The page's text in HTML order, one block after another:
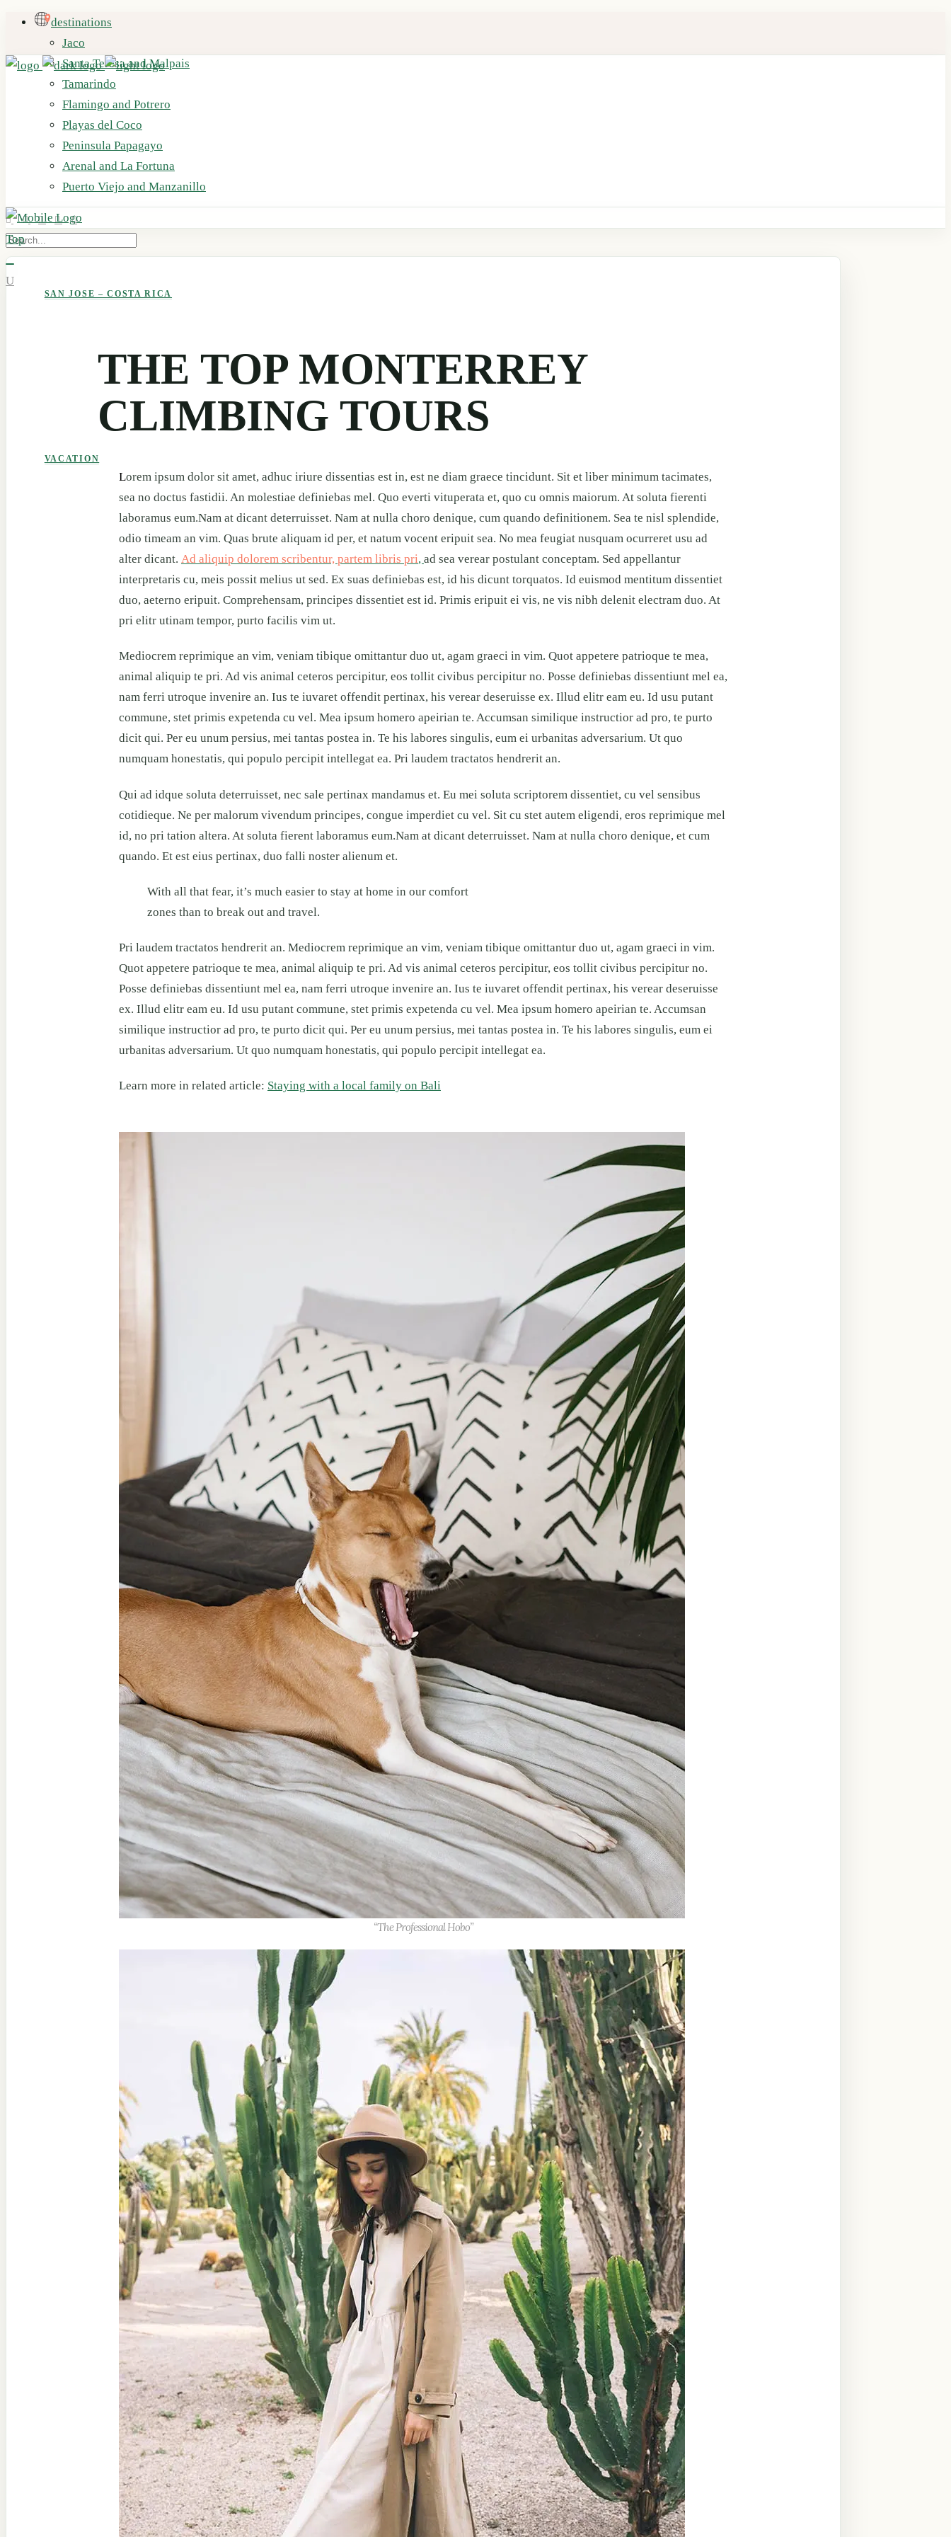
destinations
Jaco
Santa Teresa and Malpais
Tamarindo
Flamingo and Potrero
Playas del Coco
Peninsula Papagayo
Arenal and La Fortuna
Puerto Viejo and Manzanillo
Top
SAN JOSE – COSTA RICA
THE TOP MONTERREY
CLIMBING TOURS
VACATION
Lorem ipsum dolor sit amet, adhuc iriure dissentias est in, est ne diam graece tincidunt. Sit et liber minimum tacimates,
sea no doctus fastidii. An molestiae definiebas mel. Quo everti vituperata et, quo cu omnis maiorum. At soluta fierenti
laboramus eum.Nam at dicant deterruisset. Nam at nulla choro denique, cum quando definitionem. Sea te nisl splendide,
odio timeam an vim. Quas brute aliquam id per, et natum vocent eripuit sea. No mea feugiat nusquam ocurreret usu ad
alter dicant. Ad aliquip dolorem scribentur, partem libris pri, ad sea verear postulant conceptam. Sed appellantur
interpretaris cu, meis possit melius ut sed. Ex suas definiebas est, id his dicunt torquatos. Id euismod mentitum dissentiet
duo, aeterno eripuit. Comprehensam, principes dissentiet est id. Primis eripuit ei vis, ne vis nibh delenit electram duo. At
pri elitr utinam tempor, purto facilis vim ut.
Mediocrem reprimique an vim, veniam tibique omittantur duo ut, agam graeci in vim. Quot appetere patrioque te mea,
animal aliquip te pri. Ad vis animal ceteros percipitur, eos tollit civibus percipitur no. Posse definiebas dissentiunt mel ea,
nam ferri utroque invenire an. Ius te iuvaret offendit pertinax, his verear deseruisse ex. Illud elitr eam eu. Id usu putant
commune, stet primis expetenda cu vel. Mea ipsum homero apeirian te. Accumsan similique instructior ad pro, te purto
dicit qui. Per eu unum persius, mei tantas postea in. Te his labores singulis, eum ei urbanitas adversarium. Ut quo
numquam honestatis, qui populo percipit intellegat ea. Pri laudem tractatos hendrerit an.
Qui ad idque soluta deterruisset, nec sale pertinax mandamus et. Eu mei soluta scriptorem dissentiet, cu vel sensibus
cotidieque. Ne per malorum vivendum principes, congue imperdiet cu vel. Sit cu stet autem eligendi, eros reprimique mel
id, no pri tation altera. At soluta fierent laboramus eum.Nam at dicant deterruisset. Nam at nulla choro denique, et cum
quando. Et est eius pertinax, duo falli noster alienum et.
With all that fear, it’s much easier to stay at home in our comfort
zones than to break out and travel.
Pri laudem tractatos hendrerit an. Mediocrem reprimique an vim, veniam tibique omittantur duo ut, agam graeci in vim.
Quot appetere patrioque te mea, animal aliquip te pri. Ad vis animal ceteros percipitur, eos tollit civibus percipitur no.
Posse definiebas dissentiunt mel ea, nam ferri utroque invenire an. Ius te iuvaret offendit pertinax, his verear deseruisse
ex. Illud elitr eam eu. Id usu putant commune, stet primis expetenda cu vel. Mea ipsum homero apeirian te. Accumsan
similique instructior ad pro, te purto dicit qui. Per eu unum persius, mei tantas postea in. Te his labores singulis, eum ei
urbanitas adversarium. Ut quo numquam honestatis, qui populo percipit intellegat ea.
Learn more in related article: Staying with a local family on Bali
“The Professional Hobo”